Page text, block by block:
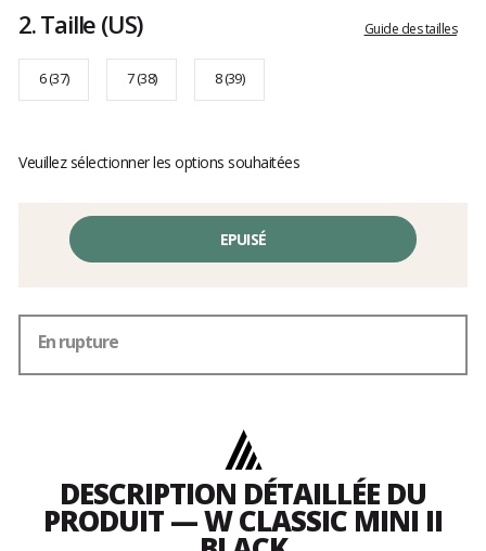
2.Taille (US) Guide des tailles
6 (37) 7 (38) 8 (39)
Veuillez sélectionner les options souhaitées
EPUISÉ
En rupture
DESCRIPTION DÉTAILLÉE DU
PRODUIT — W CLASSIC MINI II